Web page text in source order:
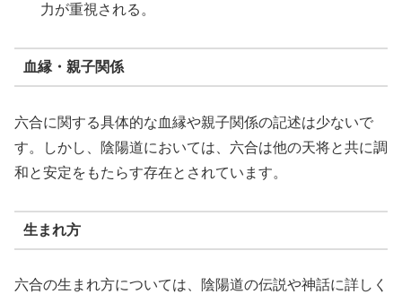
力が重視される。
血縁・親子関係
六合に関する具体的な血縁や親子関係の記述は少ないで
す。しかし、陰陽道においては、六合は他の天将と共に調
和と安定をもたらす存在とされています。
生まれ方
六合の生まれ方については、陰陽道の伝説や神話に詳しく